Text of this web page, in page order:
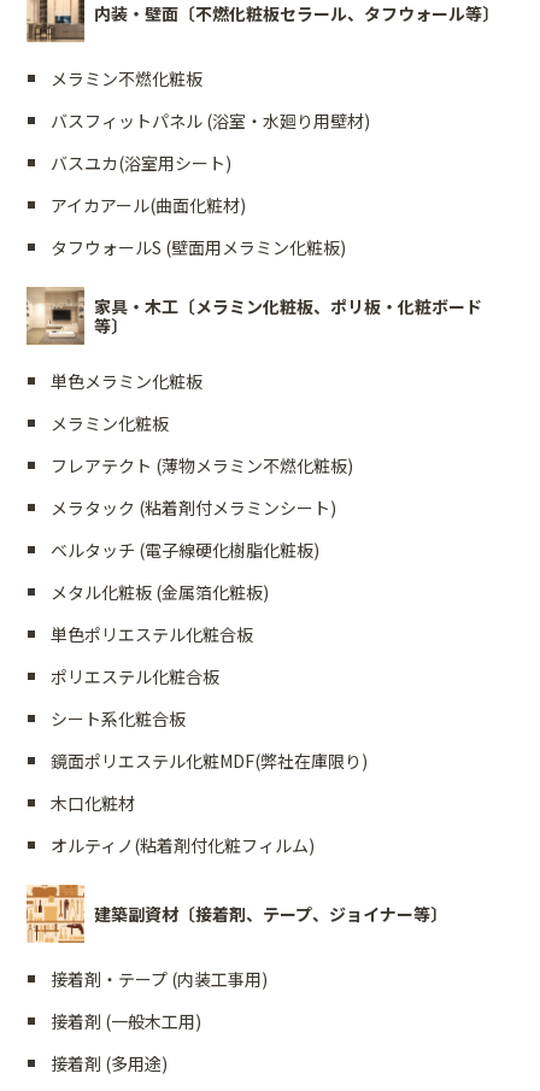
内装・壁面〔不燃化粧板セラール、タフウォール等〕
メラミン不燃化粧板
バスフィットパネル (浴室・水廻り用壁材)
バスユカ(浴室用シート)
アイカアール(曲面化粧材)
タフウォールS (壁面用メラミン化粧板)
家具・木工〔メラミン化粧板、ポリ板・化粧ボード
等〕
単色メラミン化粧板
メラミン化粧板
フレアテクト (薄物メラミン不燃化粧板)
メラタック (粘着剤付メラミンシート)
ベルタッチ (電子線硬化樹脂化粧板)
メタル化粧板 (金属箔化粧板)
単色ポリエステル化粧合板
ポリエステル化粧合板
シート系化粧合板
鏡面ポリエステル化粧MDF(弊社在庫限り)
木口化粧材
オルティノ(粘着剤付化粧フィルム)
建築副資材〔接着剤、テープ、ジョイナー等〕
接着剤・テープ (内装工事用)
接着剤 (一般木工用)
接着剤 (多用途)